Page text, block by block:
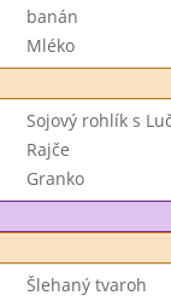
banán
Mléko
Sojový rohlík s
Rajče
Granko
Šlehaný tvaroh